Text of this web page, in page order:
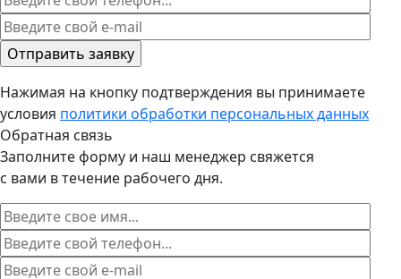
Нажимая на кнопку подтверждения вы принимаете
условия политики обработки персональных данных
Обратная связь
Заполните форму и наш менеджер свяжется
с вами в течение рабочего дня.